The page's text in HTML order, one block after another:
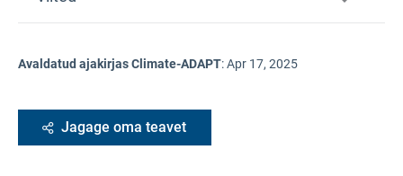
Avaldatud ajakirjas Climate-ADAPT:Apr 17, 2025
Jagage oma teavet